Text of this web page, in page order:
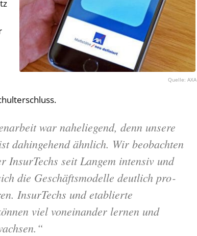
AXA
war naheliegend, denn unsere
dahingehend ähnlich. Wir beobachten
InsurTechs seit Langem intensiv und
die Geschäftsmodelle deutlich pro­
InsurTechs und etablierte
viel voneinander lernen und